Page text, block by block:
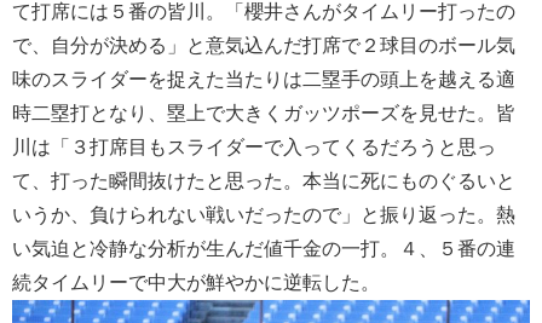
て打席には５番の皆川。「櫻井さんがタイムリー打ったの
で、自分が決める」と意気込んだ打席で２球目のボール気
味のスライダーを捉えた当たりは二塁手の頭上を越える適
時二塁打となり、塁上で大きくガッツポーズを見せた。皆
川は「３打席目もスライダーで入ってくるだろうと思っ
て、打った瞬間抜けたと思った。本当に死にものぐるいと
いうか、負けられない戦いだったので」と振り返った。熱
い気迫と冷静な分析が生んだ値千金の一打。４、５番の連
続タイムリーで中大が鮮やかに逆転した。